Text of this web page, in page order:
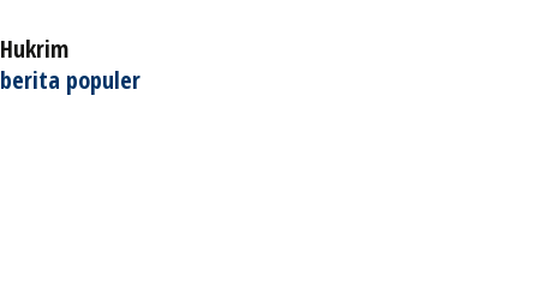
Hukrim
berita populer